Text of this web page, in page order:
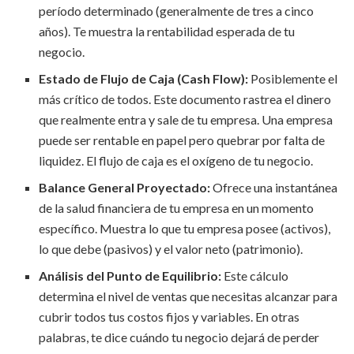
período determinado (generalmente de tres a cinco
años). Te muestra la rentabilidad esperada de tu
negocio.
Estado de Flujo de Caja (Cash Flow): Posiblemente el
más crítico de todos. Este documento rastrea el dinero
que realmente entra y sale de tu empresa. Una empresa
puede ser rentable en papel pero quebrar por falta de
liquidez. El flujo de caja es el oxígeno de tu negocio.
Balance General Proyectado:Ofrece una instantánea
de la salud financiera de tu empresa en un momento
específico. Muestra lo que tu empresa posee (activos),
lo que debe (pasivos) y el valor neto (patrimonio).
Análisis del Punto de Equilibrio: Este cálculo
determina el nivel de ventas que necesitas alcanzar para
cubrir todos tus costos fijos y variables. En otras
palabras, te dice cuándo tu negocio dejará de perder